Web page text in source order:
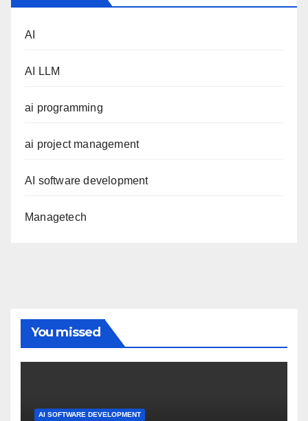
AI
AI LLM
ai programming
ai project management
AI software development
Managetech
You missed
AI SOFTWARE DEVELOPMENT